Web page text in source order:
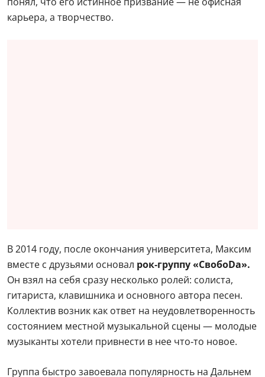
карьера, а творчество.
В 2014 году, после окончания университета, Максим
вместе с друзьями основал рок‑группу «СвобоDa».
Он взял на себя сразу несколько ролей: солиста,
гитариста, клавишника и основного автора песен.
Коллектив возник как ответ на неудовлетворенность
состоянием местной музыкальной сцены — молодые
музыканты хотели привнести в нее что‑то новое.
Группа быстро завоевала популярность на Дальнем